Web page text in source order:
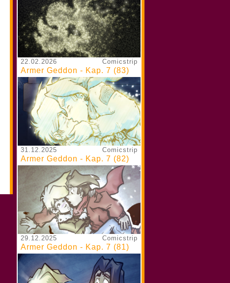
22.02.2026 Comicstrip
Armer Geddon - Kap. 7 (83)
31.12.2025 Comicstrip
Armer Geddon - Kap. 7 (82)
29.12.2025 Comicstrip
Armer Geddon - Kap. 7 (81)